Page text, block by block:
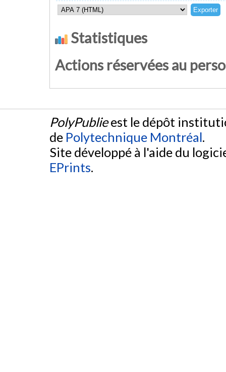
Statistiques
Actions réservées au
PolyPublieest le dépôt
de Polytechnique Montréal.
Site développé à l'aide du
EPrints.